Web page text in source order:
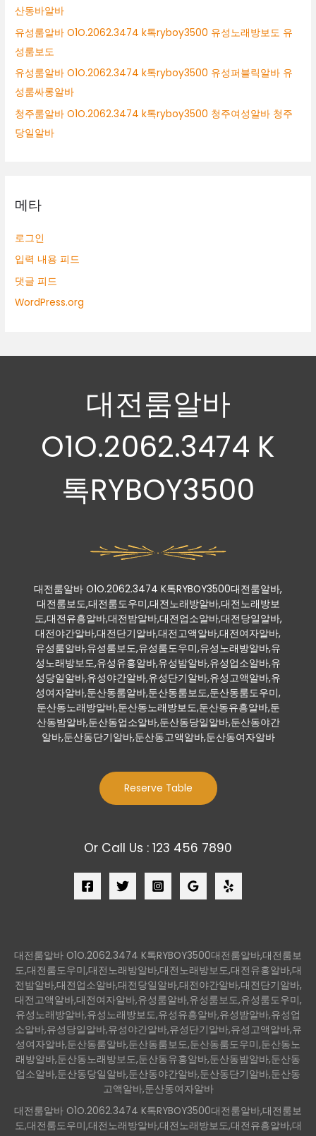
산동바알바
유성룸알바 O1O.2062.3474 k톡ryboy3500 유성노래방보도 유
성룸보도
유성룸알바 O1O.2062.3474 k톡ryboy3500 유성퍼블릭알바 유
성룸싸롱알바
청주룸알바 O1O.2062.3474 k톡ryboy3500 청주여성알바 청주
당일알바
메타
로그인
입력 내용 피드
댓글 피드
WordPress.org
대전룸알바
O1O.2062.3474 K
톡RYBOY3500
대전룸알바 O1O.2062.3474 K톡RYBOY3500대전룸알바,
대전룸보도,대전룸도우미,대전노래방알바,대전노래방보
도,대전유흥알바,대전밤알바,대전업소알바,대전당일알바,
대전야간알바,대전단기알바,대전고액알바,대전여자알바,
유성룸알바,유성룸보도,유성룸도우미,유성노래방알바,유
성노래방보도,유성유흥알바,유성밤알바,유성업소알바,유
성당일알바,유성야간알바,유성단기알바,유성고액알바,유
성여자알바,둔산동룸알바,둔산동룸보도,둔산동룸도우미,
둔산동노래방알바,둔산동노래방보도,둔산동유흥알바,둔
산동밤알바,둔산동업소알바,둔산동당일알바,둔산동야간
알바,둔산동단기알바,둔산동고액알바,둔산동여자알바
Reserve Table
Or Call Us : 123 456 7890
대전룸알바 O1O.2062.3474 K톡RYBOY3500대전룸알바,대전룸보
도,대전룸도우미,대전노래방알바,대전노래방보도,대전유흥알바,대
전밤알바,대전업소알바,대전당일알바,대전야간알바,대전단기알바,
대전고액알바,대전여자알바,유성룸알바,유성룸보도,유성룸도우미,
유성노래방알바,유성노래방보도,유성유흥알바,유성밤알바,유성업
소알바,유성당일알바,유성야간알바,유성단기알바,유성고액알바,유
성여자알바,둔산동룸알바,둔산동룸보도,둔산동룸도우미,둔산동노
래방알바,둔산동노래방보도,둔산동유흥알바,둔산동밤알바,둔산동
업소알바,둔산동당일알바,둔산동야간알바,둔산동단기알바,둔산동
고액알바,둔산동여자알바
대전룸알바 O1O.2062.3474 K톡RYBOY3500대전룸알바,대전룸보
도,대전룸도우미,대전노래방알바,대전노래방보도,대전유흥알바,대